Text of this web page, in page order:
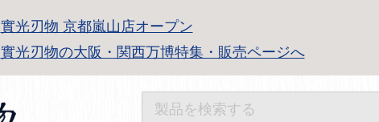
實光刃物 京都嵐山店オープン
實光刃物の大阪・関西万博特集・販売ページへ